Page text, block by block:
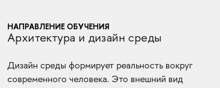
НАПРАВЛЕНИЕ ОБУЧЕНИЯ
Архитектура и дизайн среды
Дизайн среды формирует реальность вокруг
современного человека. Это внешний вид